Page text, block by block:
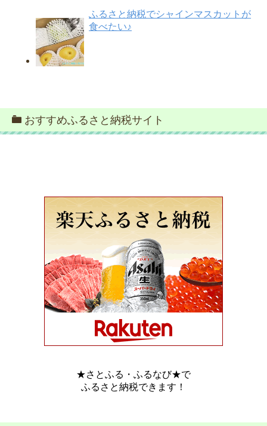
ふるさと納税でシャインマスカットが
食べたい♪
おすすめふるさと納税サイト
★さとふる・ふるなび★で
ふるさと納税できます！